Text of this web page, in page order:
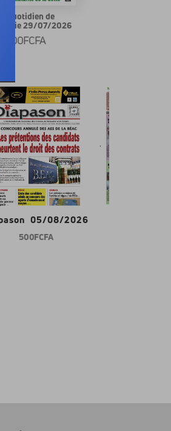
Le quotidien de
29/07/2026
400FCFA
05/08/2026
500 FCFA